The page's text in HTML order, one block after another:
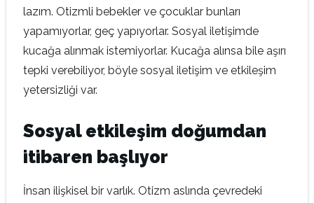
lazım. Otizmli bebekler ve çocuklar bunları
yapamıyorlar, geç yapıyorlar. Sosyal iletişimde
kucağa alınmak istemiyorlar. Kucağa alınsa bile aşırı
tepki verebiliyor, böyle sosyal iletişim ve etkileşim
yetersizliği var.
Sosyal etkileşim doğumdan
itibaren başlıyor
İnsan ilişkisel bir varlık. Otizm aslında çevredeki